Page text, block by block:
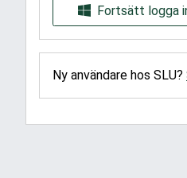
Fortsätt logga
Ny användare hos SLU?